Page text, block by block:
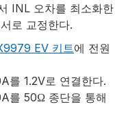
INL 오차를 최소화한
로 교정한다.
EV 키트에 전원
를 1.2V로 연결한다.
를 50Ω 종단을 통해